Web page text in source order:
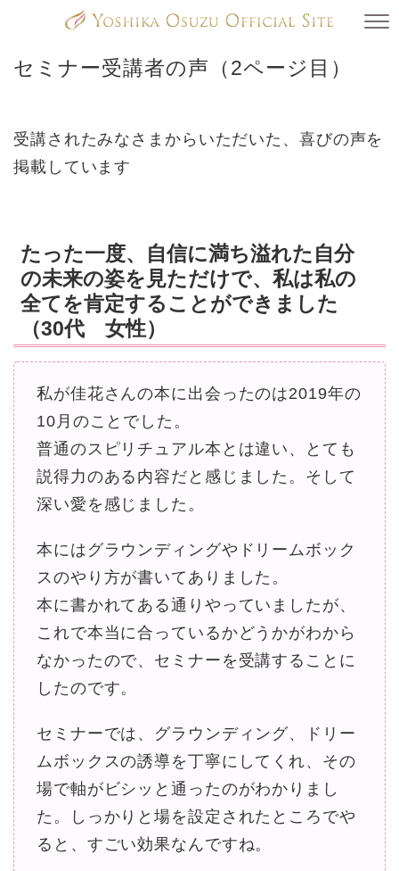
セミナー受講者の声（2ページ目）
受講されたみなさまからいただいた、喜びの声を
掲載しています
たった一度、自信に満ち溢れた自分
の未来の姿を見ただけで、私は私の
全てを肯定することができました
（30代 女性）
私が佳花さんの本に出会ったのは2019年の
10月のことでした。
普通のスピリチュアル本とは違い、とても
説得力のある内容だと感じました。そして
深い愛を感じました。
本にはグラウンディングやドリームボック
スのやり方が書いてありました。
本に書かれてある通りやっていましたが、
これで本当に合っているかどうかがわから
なかったので、セミナーを受講することに
したのです。
セミナーでは、グラウンディング、ドリー
ムボックスの誘導を丁寧にしてくれ、その
場で軸がビシッと通ったのがわかりまし
た。しっかりと場を設定されたところでや
ると、すごい効果なんですね。